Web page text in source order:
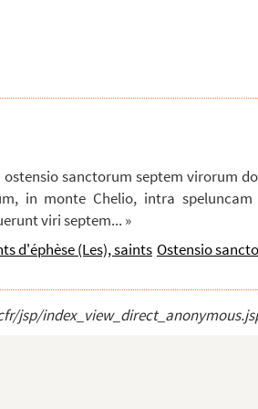
consuetudinis...
per...
fin...
ostensio sanctorum septem virorum
in monte Chelio, intra
viri septem... »
d'éphèse (Les), saints Ostensio